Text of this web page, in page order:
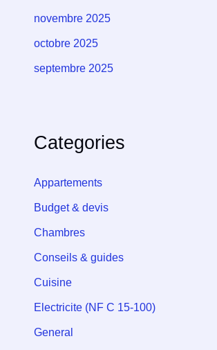
novembre 2025
octobre 2025
septembre 2025
Categories
Appartements
Budget & devis
Chambres
Conseils & guides
Cuisine
Electricite (NF C 15-100)
General